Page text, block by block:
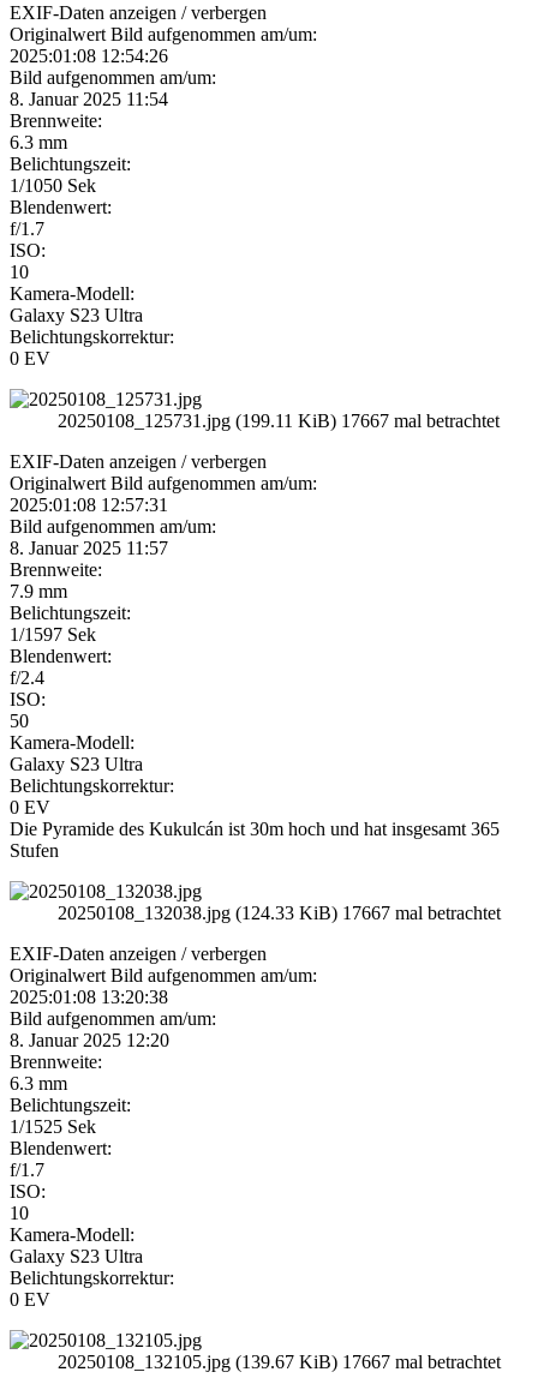
EXIF-Daten anzeigen / verbergen
Originalwert Bild aufgenommen am/um:
2025:01:08 12:54:26
Bild aufgenommen am/um:
8. Januar 2025 11:54
Brennweite:
6.3 mm
Belichtungszeit:
1/1050 Sek
Blendenwert:
f/1.7
ISO:
10
Kamera-Modell:
Galaxy S23 Ultra
Belichtungskorrektur:
0 EV
20250108_125731.jpg (199.11 KiB) 17667 mal betrachtet
EXIF-Daten anzeigen / verbergen
Originalwert Bild aufgenommen am/um:
2025:01:08 12:57:31
Bild aufgenommen am/um:
8. Januar 2025 11:57
Brennweite:
7.9 mm
Belichtungszeit:
1/1597 Sek
Blendenwert:
f/2.4
ISO:
50
Kamera-Modell:
Galaxy S23 Ultra
Belichtungskorrektur:
0 EV
Die Pyramide des Kukulcán ist 30m hoch und hat insgesamt 365
Stufen
20250108_132038.jpg (124.33 KiB) 17667 mal betrachtet
EXIF-Daten anzeigen / verbergen
Originalwert Bild aufgenommen am/um:
2025:01:08 13:20:38
Bild aufgenommen am/um:
8. Januar 2025 12:20
Brennweite:
6.3 mm
Belichtungszeit:
1/1525 Sek
Blendenwert:
f/1.7
ISO:
10
Kamera-Modell:
Galaxy S23 Ultra
Belichtungskorrektur:
0 EV
20250108_132105.jpg (139.67 KiB) 17667 mal betrachtet